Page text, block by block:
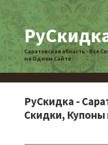
Саратовская область - Все
на Одном Сайте
РуСкидка -
Скидки, Купоны